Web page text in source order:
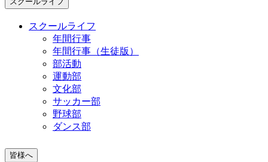
スクールライフ
年間行事
年間行事（生徒版）
部活動
運動部
文化部
サッカー部
野球部
ダンス部
皆様へ